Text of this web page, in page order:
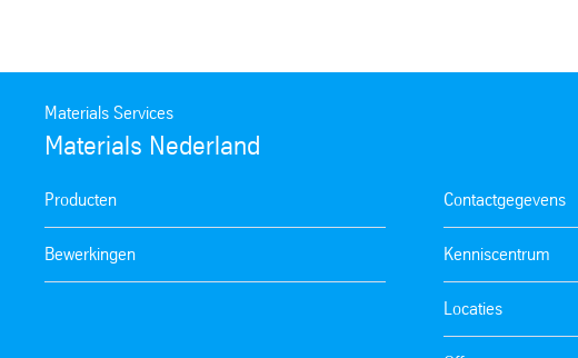
Materials Services
Materials Nederland
Producten
Bewerkingen
Contactgegevens
Kenniscentrum
Locaties